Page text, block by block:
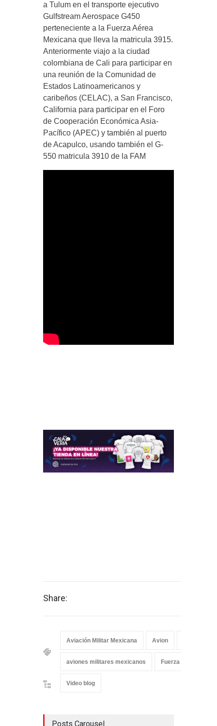
a Tulum en el transporte ejecutivo
Gulfstream Aerospace G450
perteneciente a la Fuerza Aérea
Mexicana que lleva la matricula 3915.
Anteriormente viajo a la ciudad
colombiana de Cali para participar en
una reunión de la Comunidad de
Estados Latinoamericanos y
caribeños (CELAC), a San Francisco,
California para participar en el Foro
de Cooperación Económica Asia-
Pacífico (APEC) y también al puerto
de Acapulco, usando también el G-
550 matricula 3910 de la FAM
Share:
Aviación Militar Mexicana Avion
aviones militares mexicanos Fuerza Aérea
Video blog
Posts Carousel